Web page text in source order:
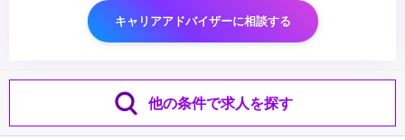
キャリアアドバイザーに相談する
他の条件で求人を探す